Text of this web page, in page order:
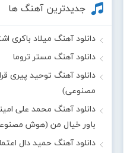
جدیدترین آهنگ ها
دانلود آهنگ میلاد باکری
دانلود آهنگ مستر تروما
دانلود آهنگ توحید پیری
مصنوعی)
دانلود آهنگ محمد علی
باور خیال من (هوش
دانلود آهنگ حمید دال